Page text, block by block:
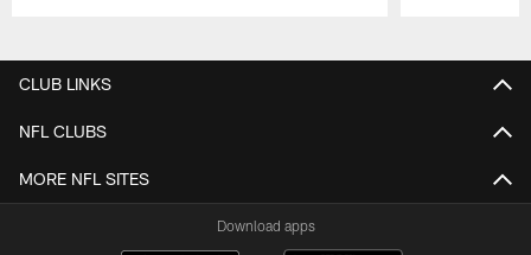
CLUB LINKS
NFL CLUBS
MORE NFL SITES
Download apps